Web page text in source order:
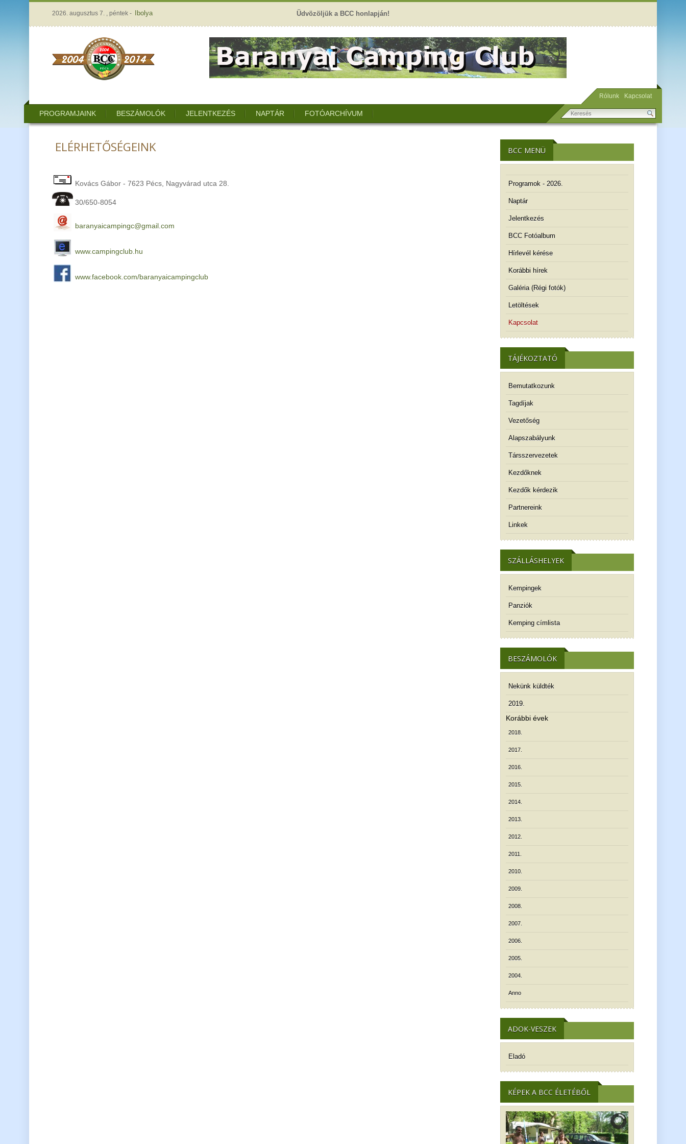
Üdvözöljük a BCC honlapján!
2026. augusztus 7. , péntek - Ibolya
Rólunk Kapcsolat
PROGRAMJAINK BESZÁMOLÓK JELENTKEZÉS NAPTÁR FOTÓARCHÍVUM
ELÉRHETŐSÉGEINK
Kovács Gábor - 7623 Pécs, Nagyvárad utca 28.
30/650-8054
baranyaicampingc@gmail.com
www.campingclub.hu
www.facebook.com/baranyaicampingclub
BCC MENÜ
Programok - 2026.
Naptár
Jelentkezés
BCC Fotóalbum
Hírlevél kérése
Korábbi hírek
Galéria (Régi fotók)
Letöltések
Kapcsolat
TÁJÉKOZTATÓ
Bemutatkozunk
Tagdíjak
Vezetőség
Alapszabályunk
Társszervezetek
Kezdőknek
Kezdők kérdezik
Partnereink
Linkek
SZÁLLÁSHELYEK
Kempingek
Panziók
Kemping címlista
BESZÁMOLÓK
Nekünk küldték
2019.
Korábbi évek
2018.
2017.
2016.
2015.
2014.
2013.
2012.
2011.
2010.
2009.
2008.
2007.
2006.
2005.
2004.
Anno
ADOK-VESZEK
Eladó
KÉPEK A BCC ÉLETÉBŐL